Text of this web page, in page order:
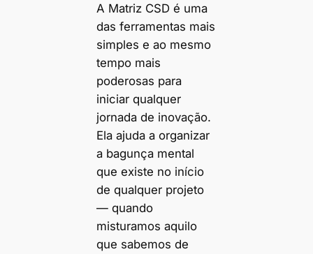
A Matriz CSD é uma
das ferramentas mais
simples e ao mesmo
tempo mais
poderosas para
iniciar qualquer
jornada de inovação.
Ela ajuda a organizar
a bagunça mental
que existe no início
de qualquer projeto
— quando
misturamos aquilo
que sabemos de